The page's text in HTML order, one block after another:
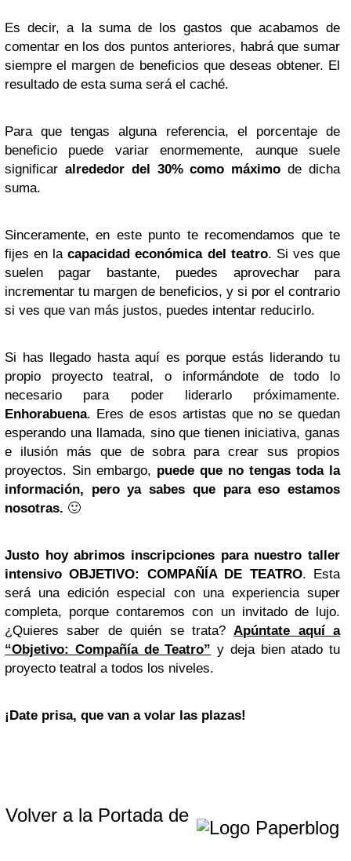
Es decir, a la suma de los gastos que acabamos de
comentar en los dos puntos anteriores, habrá que sumar
siempre el margen de beneficios que deseas obtener. El
resultado de esta suma será el caché.
Para que tengas alguna referencia, el porcentaje de
beneficio puede variar enormemente, aunque suele
significar alrededor del 30% como máximo de dicha
suma.
Sinceramente, en este punto te recomendamos que te
fijes en lacapacidad económica del teatro. Si ves que
suelen pagar bastante, puedes aprovechar para
incrementar tu margen de beneficios, y si por el contrario
si ves que van más justos, puedes intentar reducirlo.
Si has llegado hasta aquí es porque estás liderando tu
propio proyecto teatral, o informándote de todo lo
necesario para poder liderarlo próximamente.
Enhorabuena. Eres de esos artistas que no se quedan
esperando una llamada, sino que tienen iniciativa, ganas
e ilusión más que de sobra para crear sus propios
proyectos. Sin embargo, puede que no tengas toda la
información, pero ya sabes que para eso estamos
nosotras. 🙂
Justo hoy abrimos inscripciones para nuestro taller
intensivo OBJETIVO: COMPAÑÍA DE TEATRO. Esta
será una edición especial con una experiencia super
completa, porque contaremos con un invitado de lujo.
¿Quieres saber de quién se trata? Apúntate aquí a
“Objetivo: Compañía de Teatro” y deja bien atado tu
proyecto teatral a todos los niveles.
¡Date prisa, que van a volar las plazas!
Volver a la Portada de